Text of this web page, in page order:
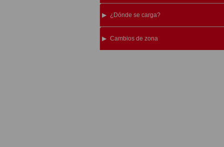
¿Dónde se carga?
Cambios de zona